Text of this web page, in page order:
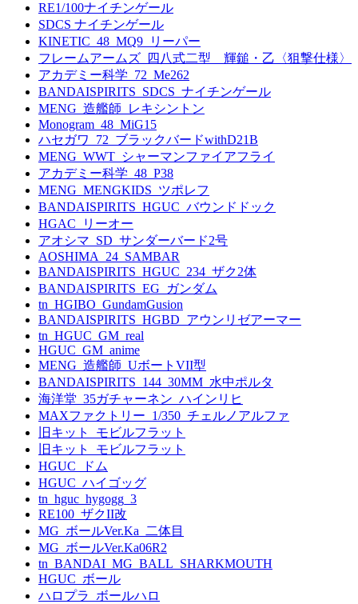
RE1/100ナイチンゲール
SDCS ナイチンゲール
KINETIC_48_MQ9_リーパー
フレームアームズ_四八式二型 輝鎚・乙〈狙撃仕様〉
アカデミー科学_72_Me262
BANDAISPIRITS_SDCS_ナイチンゲール
MENG_造艦師_レキシントン
Monogram_48_MiG15
ハセガワ_72_ブラックバードwithD21B
MENG_WWT_シャーマンファイアフライ
アカデミー科学_48_P38
MENG_MENGKIDS_ツポレフ
BANDAISPIRITS_HGUC_バウンドドック
HGAC_リーオー
アオシマ_SD_サンダーバード2号
AOSHIMA_24_SAMBAR
BANDAISPIRITS_HGUC_234_ザク2体
BANDAISPIRITS_EG_ガンダム
tn_HGIBO_GundamGusion
BANDAISPIRITS_HGBD_アウンリゼアーマー
tn_HGUC_GM_real
HGUC_GM_anime
MENG_造艦師_UボートVII型
BANDAISPIRITS_144_30MM_水中ポルタ
海洋堂_35ガチャーネン_ハインリヒ
MAXファクトリー_1/350_チェルノアルファ
旧キット_モビルフラット
旧キット_モビルフラット
HGUC_ドム
HGUC_ハイゴッグ
tn_hguc_hygogg_3
RE100_ザクII改
MG_ボールVer.Ka_二体目
MG_ボールVer.Ka06R2
tn_BANDAI_MG_BALL_SHARKMOUTH
HGUC_ボール
ハロプラ_ボールハロ